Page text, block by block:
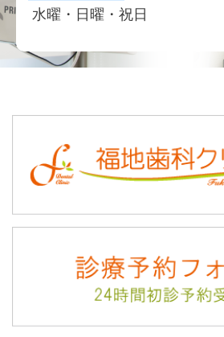
水曜・日曜・祝日